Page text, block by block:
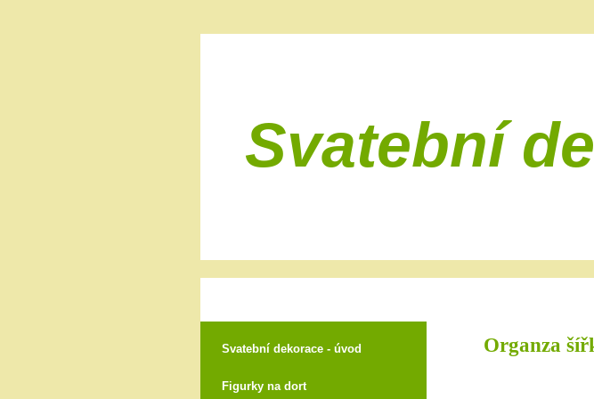
Svatební
Svatební dekorace - úvod
Figurky na dort
Organza